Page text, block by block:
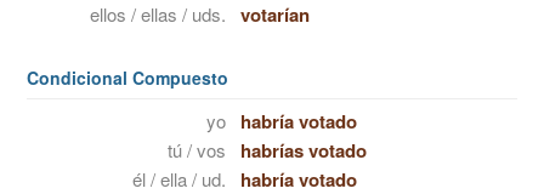
ellos / ellas / uds. votarían
Condicional Compuesto
yo habría votado
tú / vos habrías votado
él / ella / ud. habría votado